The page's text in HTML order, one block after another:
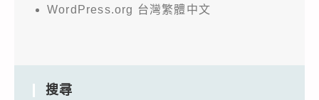
WordPress.org 台灣繁體中文
搜尋